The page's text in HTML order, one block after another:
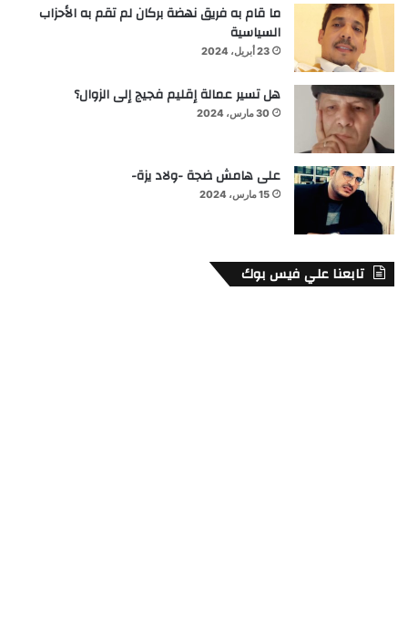
ما قام به فريق نهضة بركان لم تقم به الأحزاب
السياسية
23 أبريل، 2024
هل تسير عمالة إقليم فجيج إلى الزوال؟
30 مارس، 2024
على هامش ضجة -ولاد يزة-
15 مارس، 2024
تابعنا علي فيس بوك